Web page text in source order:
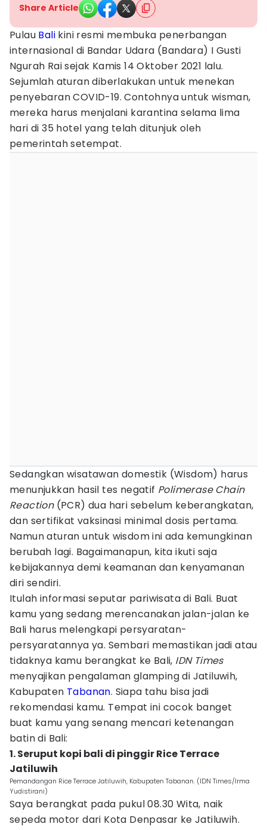
Share Article
Pulau Bali kini resmi membuka penerbangan
internasional di Bandar Udara (Bandara) I Gusti
Ngurah Rai sejak Kamis 14 Oktober 2021 lalu.
Sejumlah aturan diberlakukan untuk menekan
penyebaran COVID-19. Contohnya untuk wisman,
mereka harus menjalani karantina selama lima
hari di 35 hotel yang telah ditunjuk oleh
pemerintah setempat.
Sedangkan wisatawan domestik (Wisdom) harus
menunjukkan hasil tes negatif Polimerase Chain
Reaction(PCR) dua hari sebelum keberangkatan,
dan sertifikat vaksinasi minimal dosis pertama.
Namun aturan untuk wisdom ini ada kemungkinan
berubah lagi. Bagaimanapun, kita ikuti saja
kebijakannya demi keamanan dan kenyamanan
diri sendiri.
Itulah informasi seputar pariwisata di Bali. Buat
kamu yang sedang merencanakan jalan-jalan ke
Bali harus melengkapi persyaratan-
persyaratannya ya. Sembari memastikan jadi atau
tidaknya kamu berangkat ke Bali, IDN Times
menyajikan pengalaman glamping di Jatiluwih,
Kabupaten Tabanan. Siapa tahu bisa jadi
rekomendasi kamu. Tempat ini cocok banget
buat kamu yang senang mencari ketenangan
batin di Bali:
1. Seruput kopi bali di pinggir Rice Terrace
Jatiluwih
Pemandangan Rice Terrace Jatiluwih, Kabupaten Tabanan. (IDN Times/Irma
Yudistirani)
Saya berangkat pada pukul 08.30 Wita, naik
sepeda motor dari Kota Denpasar ke Jatiluwih.